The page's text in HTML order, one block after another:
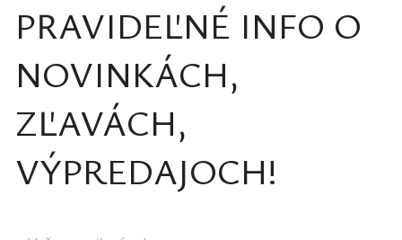
PRAVIDEĽNÉ INFO O
NOVINKÁCH,
ZĽAVÁCH,
VÝPREDAJOCH!